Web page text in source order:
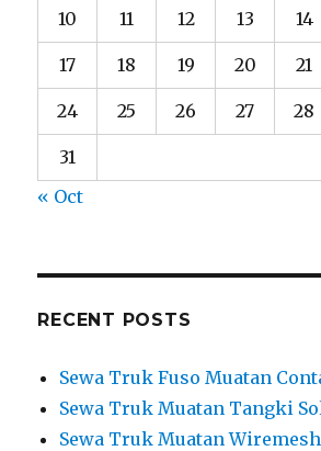
10 11 12 13 14
17 18 19 20 21
24 25 26 27 28
31
« Oct
RECENT POSTS
Sewa Truk Fuso Muatan
Sewa Truk Muatan Tangki
Sewa Truk Muatan Wiremesh